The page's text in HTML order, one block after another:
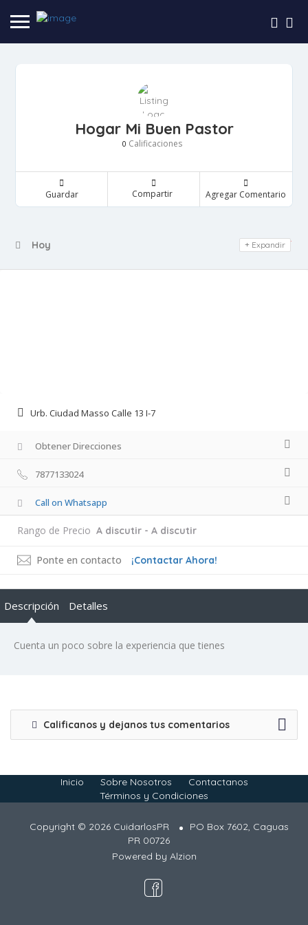
Hogar Mi Buen Pastor
0 Calificaciones
Guardar Compartir Agregar Comentario
Hoy Day Off
Expandir
Urb. Ciudad Masso Calle 13 I-7
Obtener Direcciones
7877133024
Call on Whatsapp
Rango de Precio A discutir - A discutir
Ponte en contacto ¡Contactar Ahora!
Descripción Detalles
Cuenta un poco sobre la experiencia que tienes
Calificanos y dejanos tus comentarios
Inicio Sobre Nosotros
Contactanos
Términos y Condiciones
Copyright © 2026 CuidarlosPR
PO Box 7602, Caguas
PR 00726
Powered by Alzion